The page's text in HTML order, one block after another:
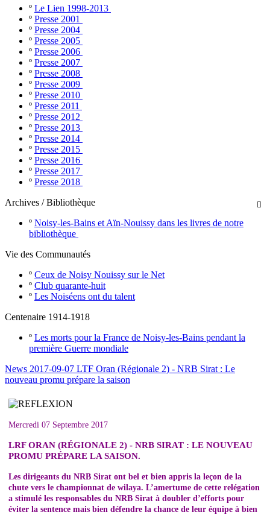
º Le Lien 1998-2013
º Presse 2001
º Presse 2004
º Presse 2005
º Presse 2006
º Presse 2007
º Presse 2008
º Presse 2009
º Presse 2010
º Presse 2011
º Presse 2012
º Presse 2013
º Presse 2014
º Presse 2015
º Presse 2016
º Presse 2017
º Presse 2018

Archives / Bibliothèque
º Noisy-les-Bains et Aïn-Nouissy dans les livres de notre
bibliothèque
Vie des Communautés
º Ceux de Noisy Nouissy sur le Net
º Club quarante-huit
º Les Noiséens ont du talent
Centenaire 1914-1918
º Les morts pour la France de Noisy-les-Bains pendant la
première Guerre mondiale
News 2017-09-07 LTF Oran (Régionale 2) - NRB Sirat : Le
nouveau promu prépare la saison
Mercredi 07 Septembre 2017
LRF ORAN (RÉGIONALE 2) - NRB SIRAT : LE NOUVEAU
PROMU PRÉPARE LA SAISON.
Les dirigeants du NRB Sirat ont bel et bien appris la leçon de la
chute vers le championnat de wilaya. L’amertume de cette relégation
a stimulé les responsables du NRB Sirat à doubler d’efforts pour
éviter la sentence mais bien défendre la chance de leur équipe à bien